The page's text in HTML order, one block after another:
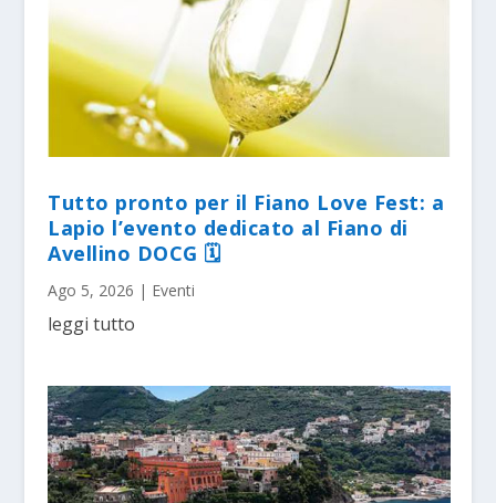
Tutto pronto per il Fiano Love Fest: a
Lapio l’evento dedicato al Fiano di
Avellino DOCG 🗓
Ago 5, 2026 | Eventi
leggi tutto